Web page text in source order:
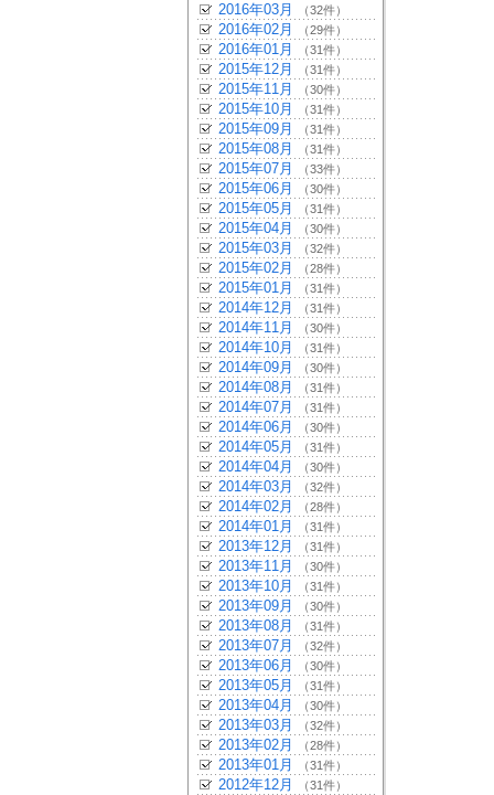
2016年03月 （32件）
2016年02月 （29件）
2016年01月 （31件）
2015年12月 （31件）
2015年11月 （30件）
2015年10月 （31件）
2015年09月 （31件）
2015年08月 （31件）
2015年07月 （33件）
2015年06月 （30件）
2015年05月 （31件）
2015年04月 （30件）
2015年03月 （32件）
2015年02月 （28件）
2015年01月 （31件）
2014年12月 （31件）
2014年11月 （30件）
2014年10月 （31件）
2014年09月 （30件）
2014年08月 （31件）
2014年07月 （31件）
2014年06月 （30件）
2014年05月 （31件）
2014年04月 （30件）
2014年03月 （32件）
2014年02月 （28件）
2014年01月 （31件）
2013年12月 （31件）
2013年11月 （30件）
2013年10月 （31件）
2013年09月 （30件）
2013年08月 （31件）
2013年07月 （32件）
2013年06月 （30件）
2013年05月 （31件）
2013年04月 （30件）
2013年03月 （32件）
2013年02月 （28件）
2013年01月 （31件）
2012年12月 （31件）